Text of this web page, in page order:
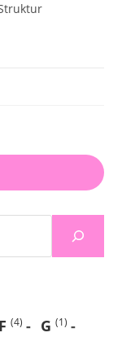
F(4) G(1)